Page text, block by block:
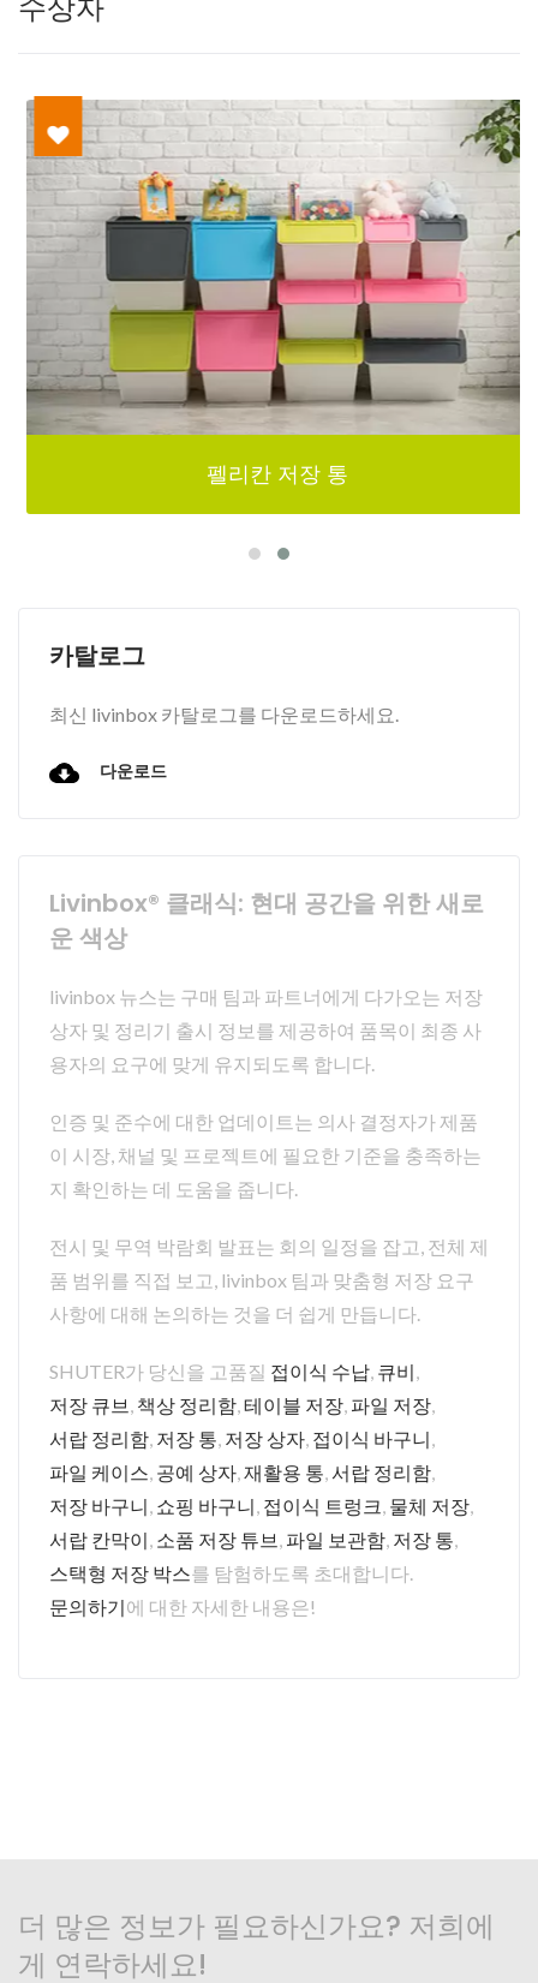
펠리칸 저장 통
카탈로그
최신 livinbox 카탈로그를 다운로드하세요.
다운로드
Livinbox® 클래식: 현대 공간을 위한 새로
운 색상
livinbox 뉴스는 구매 팀과 파트너에게 다가오는 저장
상자 및 정리기 출시 정보를 제공하여 품목이 최종 사
용자의 요구에 맞게 유지되도록 합니다.
인증 및 준수에 대한 업데이트는 의사 결정자가 제품
이 시장, 채널 및 프로젝트에 필요한 기준을 충족하는
지 확인하는 데 도움을 줍니다.
전시 및 무역 박람회 발표는 회의 일정을 잡고, 전체 제
품 범위를 직접 보고, livinbox 팀과 맞춤형 저장 요구
사항에 대해 논의하는 것을 더 쉽게 만듭니다.
SHUTER가 당신을 고품질 접이식 수납 큐비
저장 큐브 책상 정리함 테이블 저장 파일 저장
서랍 정리함 저장 통 저장 상자 접이식 바구니
파일 케이스 공예 상자 재활용 통 서랍 정리함
저장 바구니 쇼핑 바구니 접이식 트렁크 물체 저장
서랍 칸막이 소품 저장 튜브 파일 보관함 저장 통
스택형 저장 박스를 탐험하도록 초대합니다.
문의하기에 대한 자세한 내용은!
더 많은 정보가 필요하신가요? 저희에
게 연락하세요!